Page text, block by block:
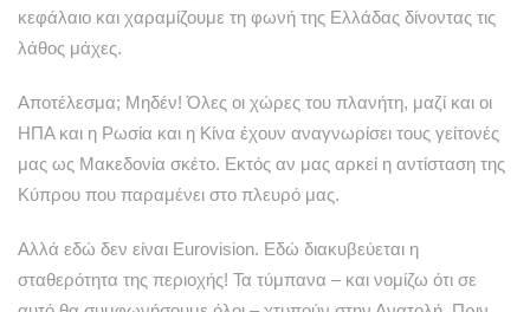
κεφάλαιο και χαραμίζουμε τη φωνή της Ελλάδας δίνοντας τις
λάθος μάχες.
Αποτέλεσμα; Μηδέν! Όλες οι χώρες του πλανήτη, μαζί και οι
ΗΠΑ και η Ρωσία και η Κίνα έχουν αναγνωρίσει τους γείτονές
μας ως Μακεδονία σκέτο. Εκτός αν μας αρκεί η αντίσταση της
Κύπρου που παραμένει στο πλευρό μας.
Αλλά εδώ δεν είναι Eurovision. Εδώ διακυβεύεται η
σταθερότητα της περιοχής! Τα τύμπανα – και νομίζω ότι σε